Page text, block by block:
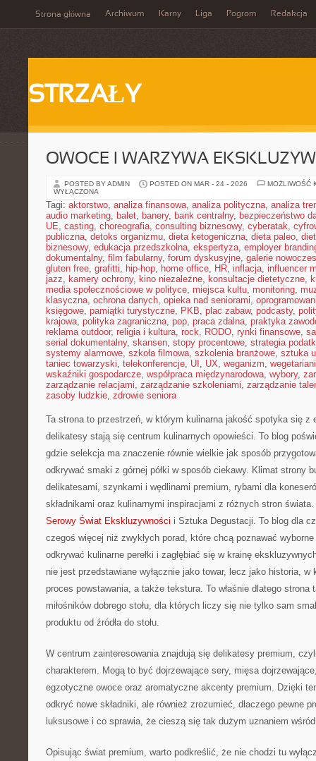
Strona główna Archiwum Karny Liga Pogrom Redakcja
STRZAŁY
OWOCE I WARZYWA
POSTED BY ADMIN POSTED ON MAR - 24 - 2026
MOŻLIWOŚĆ
WYŁĄCZONA
Tagi: aktorstwo, analiza finansowa, analiza polityczna, analiza
audio marketing, balet, banery, bank centralny, bezpieczeństwo
UE, casting, choreografia, consulting biznesowy, cyberatak,
publiczna, detoks organizmu, dieta ketogeniczna, dieta paleo,
biznesowy, edukacja przedszkolna, ekspertyza, employer
dokumentalny, film fabularny, forum dyskusyjne, galerie
gluten free, grafitti, hip-hop, home office, HR, inflacja, influencer
jazz, kamery ochrony, kino niezależne, konsultacje dietetyczne,
media społecznościowe w polityce, miejsca kultu, monitoring,
klasyczna, ochrona danych, opieka nad seniorami,
księgowe, pamiątki turystyczne, PKB, plac zabaw, podcasty,
krajowa, polityka zagraniczna, pop, praca zdalna, praktyka
reklama outdoor, religia i kultura, rock, RODO, rynki finansowe,
serial dokumentalny, skansen, stopy procentowe, strategia
systemy alarmowe, szkoła filmowa, szkolenia branżowe, sztuka
taniec towarzyski, telekonferencje, UI , UX, weganizm,
wskaźniki gospodarcze, współpraca międzynarodowa, wybory,
zarządzanie relacjami, zarządzanie szkoleniami, zarządzanie
zasoby ludzkie, zdrowie seniora
Ta strona to przestrzeń, w którym kulinarna jakość spotyka się z
delikatesy stają się centrum kulinarnych opowieści. To blog
gdzie selekcja ma znaczenie równie wielkie jak sposób
odkrywać smaki z górnej półki w sposób ciekawy. Klimat strony
delikatesami, szynkami i wędlinami premium, rybami dla
składnikami oraz kulinarnymi inspiracjami z różnych stron
Serowy Świat Ekskluzywności i Sztuka Degustacji. To blog dla
czegoś więcej niż zwykłych porad, które chcą poznawać
odkrywać kulinarne perełki i zagłębiać się w krainę
nie jest przedstawiane wyłącznie jako towar, lecz jako historia,
proces powstawania, a także tekstura. To właśnie dlatego strona
miłośników dobrego stołu, dla których liczy się nie tylko sam
produktu od źródła do stołu.
W centrum zainteresowania znajdują się delikatesy premium,
charakterem. Mogą to być dojrzewające sery, mięsa
egzotyczne owoce oraz aromatyczne akcenty premium. Dzięki
odkryć nowe składniki, ale również zrozumieć, dlaczego pewne
luksusowe i co sprawia, że cieszą się tak dużym uznaniem
Opisując świat premium, warto podkreślić, że nie chodzi tu